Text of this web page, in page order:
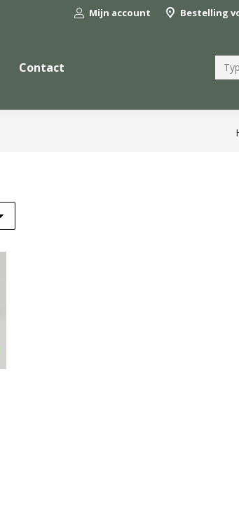
Mijn account Bestelling
Contact